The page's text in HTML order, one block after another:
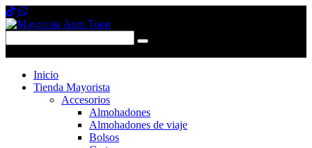
Inicio
Tienda Mayorista
Accesorios
Almohadones
Almohadones de viaje
Bolsos